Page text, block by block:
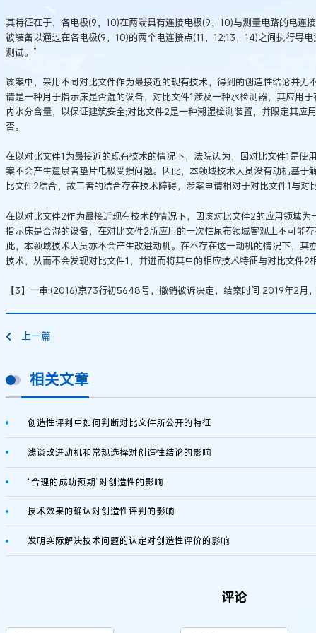
其特征在于，各电极(9，10)在两端具有连接电极(9，10)与测量电路的电连
被装备以通过在各电极(9，10)的两个电连接点(11，12;13，14)之间执行导
测试。”
该案中，采用不同对比文件作为最接近的现有技术，得到的创造性结论并无
请是一种用于指示床是否湿的设备，对比文件1涉及一种水检测器，其应用
内水分含量，以保证建筑安全;对比文件2是一种潮湿检测装置，并限定其应
否。
在以对比文件1为最接近的现有技术的情况下，法院认为，因对比文件1是使
案不会产生遗尿者垫片电极受损问题。因此，本领域技术人员没有动机基于
比文件2结合，故二者的结合存在技术障碍，涉案申请相对于对比文件1与对
在以对比文件2作为最接近现有技术的情况下，因该对比文件2的应用领域
指示床是否湿的设备，在对比文件2所应用的一次性尿布领域客观上不可能
此，本领域技术人员亦不会产生改进动机。在不存在这一动机的情况下，其
技术，从而不会发现对比文件1，并进而将其中的相应技术特征与对比文件2
【3】一审:(2016)京73行初5648号，撤销被诉决定，结案时间 2019年2月，
上一篇
相关文章
创造性评判中如何判断对比文件所公开的特征
浅谈改进动机和常规选择对创造性结论的影响
“合理的成功预期”对创造性的影响
技术效果的确认对创造性评判的影响
发明实际解决技术问题的认定对创造性评价的影响
评论